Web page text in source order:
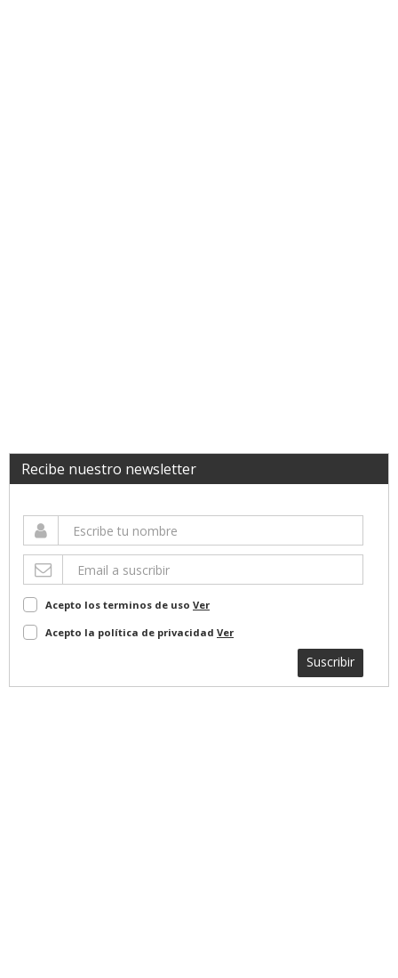
Recibe nuestro newsletter
Acepto los terminos de uso Ver
Acepto la política de privacidad Ver
Suscribir